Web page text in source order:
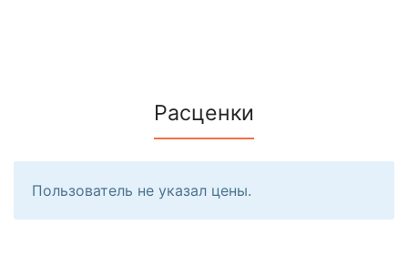
Расценки
Пользователь не указал цены.